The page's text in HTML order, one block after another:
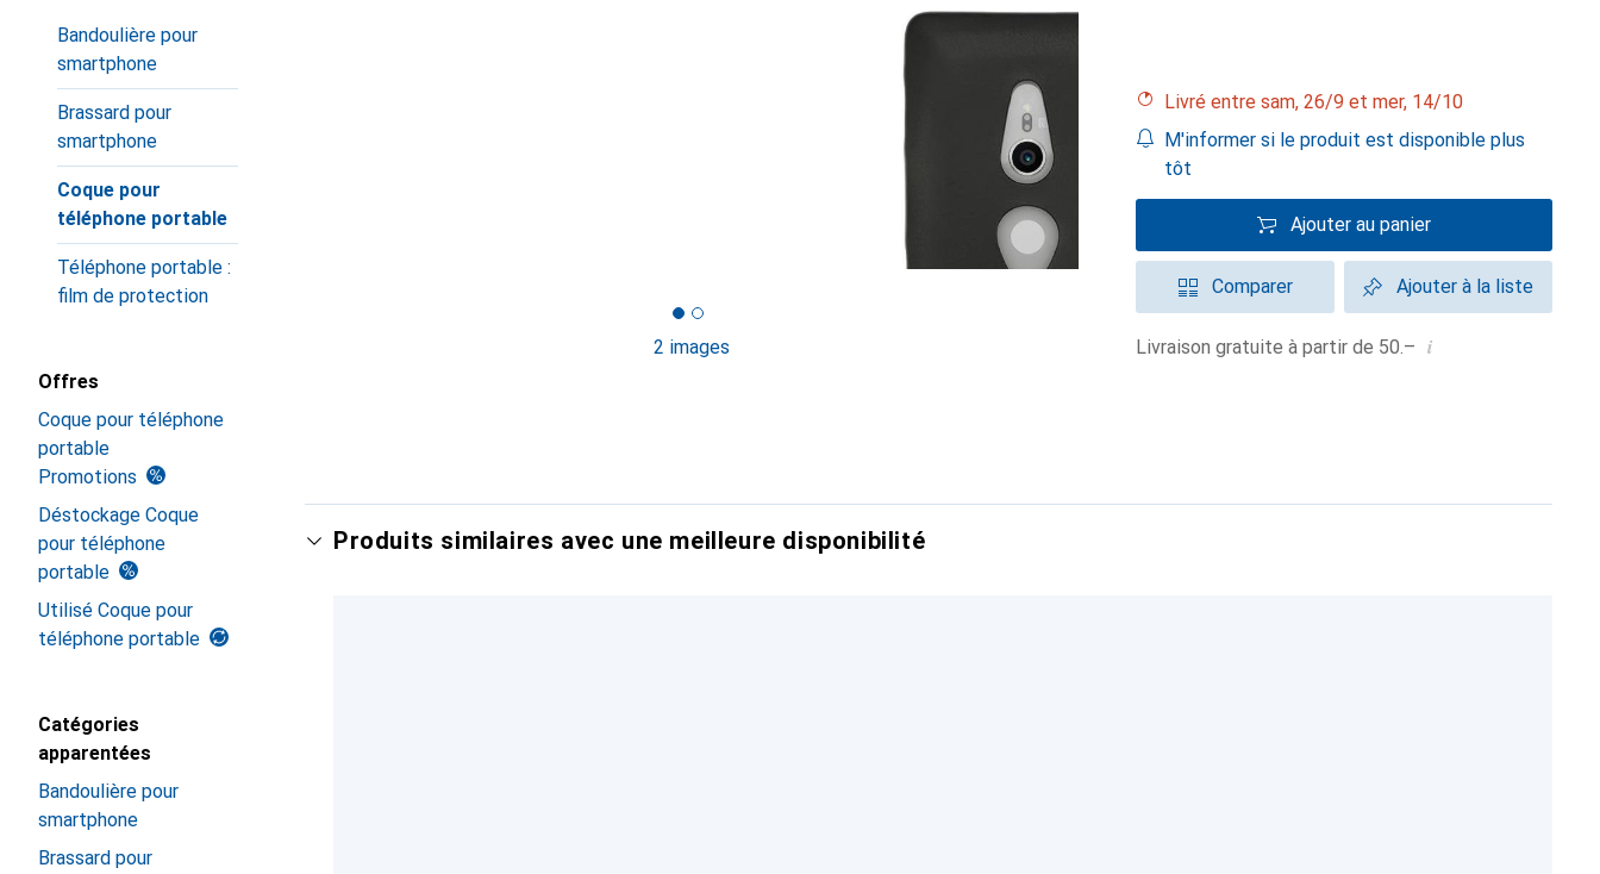
Bandoulière pour
smartphone
Brassard pour
smartphone
Coque pour
téléphone portable
Téléphone portable :
film de protection
Offres
Coque pour téléphone
portable
Promotions
Déstockage Coque
pour téléphone
portable
Utilisé Coque pour
téléphone portable
Catégories
apparentées
Bandoulière pour
smartphone
Brassard pour
2 images
Livré entre sam, 26/9 et mer, 14/10
M'informer si le produit est disponible plus
tôt
Ajouter au panier
Comparer Ajouter à la liste
Livraison gratuite à partir de 50.– i
Produits similaires avec une meilleure disponibilité